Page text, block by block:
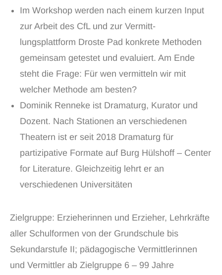
Im Workshop werden nach einem kurzen Input
zur Arbeit des CfL und zur Vermitt-
lungsplattform Droste Pad konkrete Methoden
gemeinsam getestet und evaluiert. Am Ende
steht die Frage: Für wen vermitteln wir mit
welcher Methode am besten?
Dominik Renneke ist Dramaturg, Kurator und
Dozent. Nach Stationen an verschiedenen
Theatern ist er seit 2018 Dramaturg für
partizipative Formate auf Burg Hülshoff – Center
for Literature. Gleichzeitig lehrt er an
verschiedenen Universitäten
Zielgruppe: Erzieherinnen und Erzieher, Lehrkräfte
aller Schulformen von der Grundschule bis
Sekundarstufe II; pädagogische Vermittlerinnen
und Vermittler ab Zielgruppe 6 – 99 Jahre